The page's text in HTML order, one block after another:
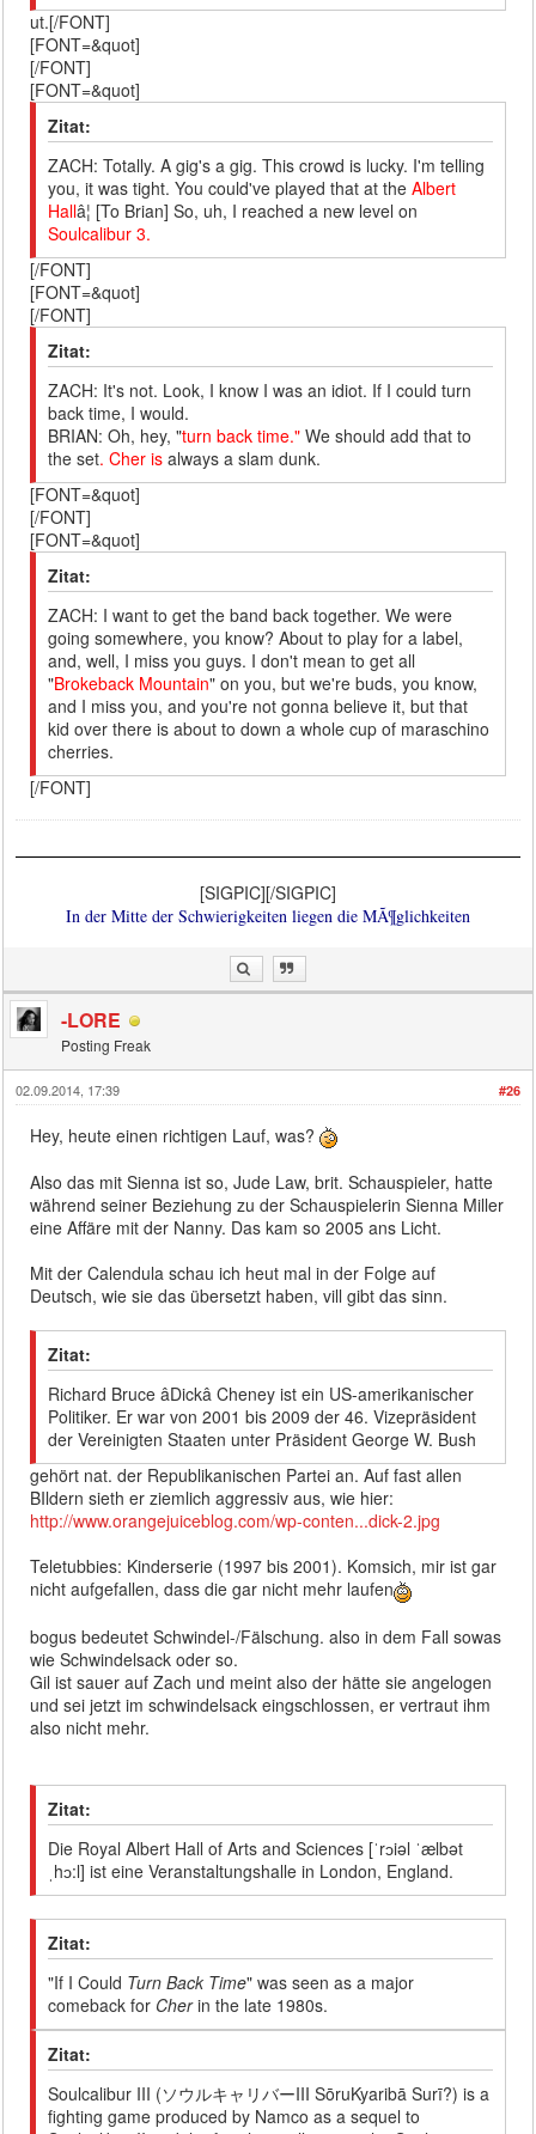
ut.[/FONT]
[FONT=&quot]
[/FONT]
[FONT=&quot]
Zitat:
ZACH: Totally. A gig's a gig. This crowd is lucky. I'm telling
you, it was tight. You could've played that at theAlbert
Hallâ¦ [To Brian] So, uh, I reached a new level on
Soulcalibur 3.
[/FONT]
[FONT=&quot]
[/FONT]
Zitat:
ZACH: It's not. Look, I know I was an idiot. If I could turn
back time, I would.
BRIAN: Oh, hey, "turn back time." We should add that to
the set. Cher is always a slam dunk.
[FONT=&quot]
[/FONT]
[FONT=&quot]
Zitat:
ZACH: I want to get the band back together. We were
going somewhere, you know? About to play for a label,
and, well, I miss you guys. I don't mean to get all
"Brokeback Mountain" on you, but we're buds, you know,
and I miss you, and you're not gonna believe it, but that
kid over there is about to down a whole cup of maraschino
cherries.
[/FONT]
[SIGPIC][/SIGPIC]
In der Mitte der Schwierigkeiten liegen die MÃ¶glichkeiten
-LORE
Posting Freak
#26
02.09.2014, 17:39
Hey, heute einen richtigen Lauf, was?
Also das mit Sienna ist so, Jude Law, brit. Schauspieler, hatte
während seiner Beziehung zu der Schauspielerin Sienna Miller
eine Affäre mit der Nanny. Das kam so 2005 ans Licht.
Mit der Calendula schau ich heut mal in der Folge auf
Deutsch, wie sie das übersetzt haben, vill gibt das sinn.
Zitat:
Richard Bruce âDickâ Cheney ist ein US-amerikanischer
Politiker. Er war von 2001 bis 2009 der 46. Vizepräsident
der Vereinigten Staaten unter Präsident George W. Bush
gehört nat. der Republikanischen Partei an. Auf fast allen
BIldern sieth er ziemlich aggressiv aus, wie hier:
http://www.orangejuiceblog.com/wp-conten...dick-2.jpg
Teletubbies: Kinderserie (1997 bis 2001). Komsich, mir ist gar
nicht aufgefallen, dass die gar nicht mehr laufen
bogus bedeutet Schwindel-/Fälschung. also in dem Fall sowas
wie Schwindelsack oder so.
Gil ist sauer auf Zach und meint also der hätte sie angelogen
und sei jetzt im schwindelsack eingschlossen, er vertraut ihm
also nicht mehr.
Zitat:
Die Royal Albert Hall of Arts and Sciences [ˈrɔiəl ˈælbət
ˌhɔ:l] ist eine Veranstaltungshalle in London, England.
Zitat:
"If I Could Turn Back Time" was seen as a major
comeback for Cherin the late 1980s.
Zitat:
Soulcalibur III (ソウルキャリバーIII SōruKyaribā Surī?) is a
fighting game produced by Namco as a sequel to